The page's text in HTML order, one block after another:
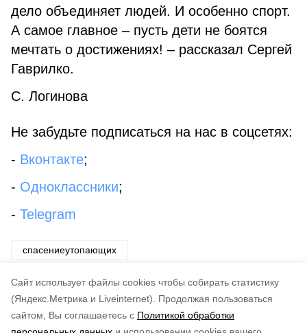
Cайт использует файлы cookies чтобы собирать статистику
(Яндекс.Метрика и Liveinternet).
Продолжая пользоваться
сайтом, Вы соглашаетесь с Политикой обработки
дело объединяет людей. И особенно спорт.
А самое главное – пусть дети не боятся
мечтать о достижениях! – рассказал Сергей
Гаврилко.
С. Логинова
Не забудьте подписаться на нас в соцсетях:
- Вконтакте;
- Одноклассники;
- Telegram
спасениеутопающих
анивскаяфедерацияфутбола